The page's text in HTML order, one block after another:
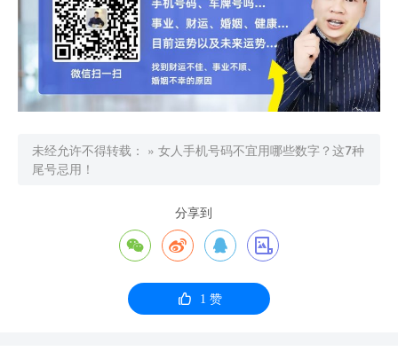
未经允许不得转载： » 女人手机号码不宜用哪些数字？这7种
尾号忌用！
分享到
   
 1 赞